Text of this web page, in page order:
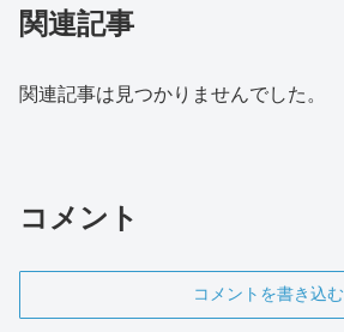
関連記事
関連記事は見つかりませんでした。
コメント
コメントを書き込む